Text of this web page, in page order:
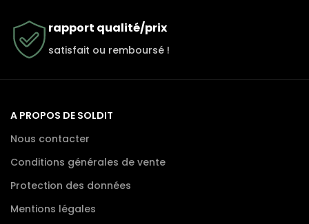
rapport qualité/prix
satisfait ou remboursé !
A PROPOS DE SOLDIT
Nous contacter
Conditions générales de vente
Protection des données
Mentions légales